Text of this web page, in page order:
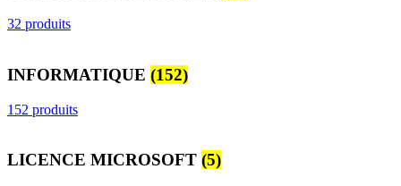
32 produits
INFORMATIQUE (152)
152 produits
LICENCE MICROSOFT (5)